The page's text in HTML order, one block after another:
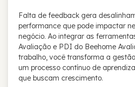
Falta de feedback gera
performance que pode impactar
negócio. Ao integrar as
Avaliação e PDI do Beehome
trabalho, você transforma a
um processo contínuo de
que buscam crescimento.